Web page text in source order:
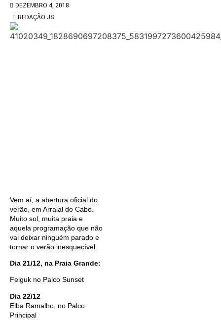
DEZEMBRO 4, 2018
REDAÇÃO JS
Vem aí, a abertura oficial do
verão, em Arraial do Cabo.
Muito sol, muita praia e
aquela programação que não
vai deixar ninguém parado e
tornar o verão inesquecível.
Dia 21/12, na Praia Grande:
Felguk no Palco Sunset
Dia 22/12
Elba Ramalho, no Palco
Principal